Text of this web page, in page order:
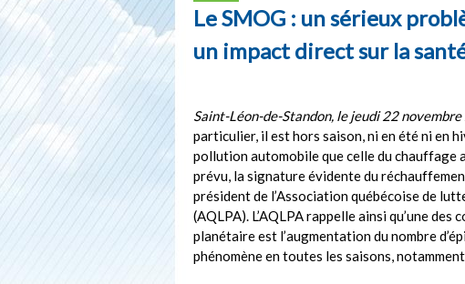
Le SMOG : un sérieux
un impact direct sur la
Saint-Léon-de-Standon, le jeudi 22
particulier, il est hors saison, ni en été ni en
pollution automobile que celle du chauffage
prévu, la signature évidente du
président de l’Association québécoise de
(AQLPA). L’AQLPA rappelle ainsi qu’une
planétaire est l’augmentation du nombre
phénomène en toutes les saisons,